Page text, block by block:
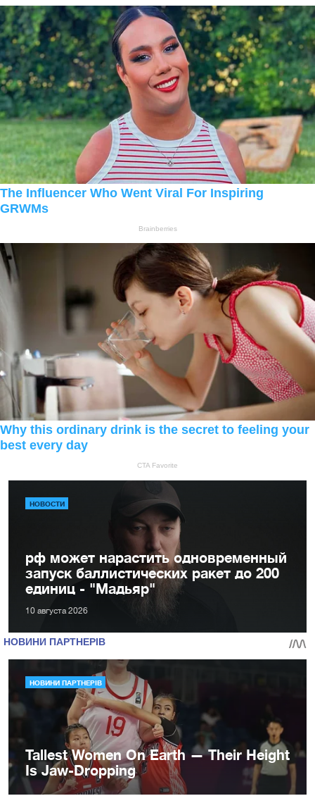
НОВОСТИ
рф может нарастить одновременный
запуск баллистических ракет до 200
единиц - "Мадьяр"
10 августа 2026